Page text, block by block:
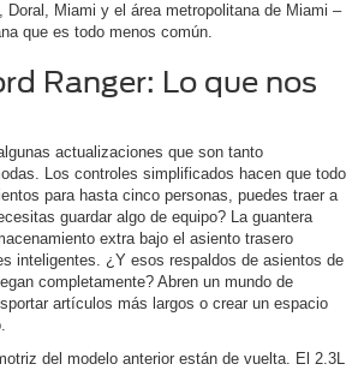
Doral, Miami y el área metropolitana de Miami –
que es todo menos común.
Ranger: Lo que nos
actualizaciones que son tanto
Los controles simplificados hacen que todo
para hasta cinco personas, puedes traer a
guardar algo de equipo? La guantera
extra bajo el asiento trasero
inteligentes. ¿Y esos respaldos de asientos de
completamente? Abren un mundo de
artículos más largos o crear un espacio
del modelo anterior están de vuelta. El 2.3L